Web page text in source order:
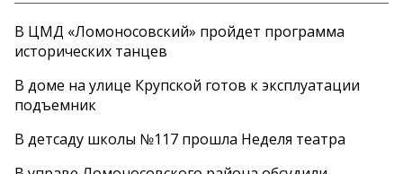
В ЦМД «Ломоносовский» пройдет программа
исторических танцев
В доме на улице Крупской готов к эксплуатации
подъемник
В детсаду школы №117 прошла Неделя театра